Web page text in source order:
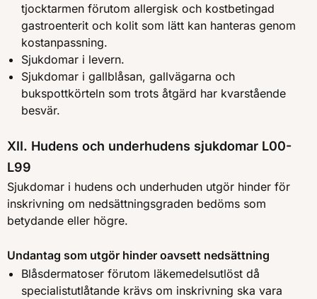
tjocktarmen förutom allergisk och kostbetingad
gastroenterit och kolit som lätt kan hanteras genom
kostanpassning.
Sjukdomar i levern.
Sjukdomar i gallblåsan, gallvägarna och
bukspottkörteln som trots åtgärd har kvarstående
besvär.
XII. Hudens och underhudens sjukdomar L00-
L99
Sjukdomar i hudens och underhuden utgör hinder för
inskrivning om nedsättningsgraden bedöms som
betydande eller högre.
Undantag som utgör hinder oavsett nedsättning
Blåsdermatoser förutom läkemedelsutlöst då
specialistutlåtande krävs om inskrivning ska vara